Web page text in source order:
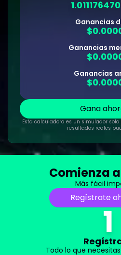
Ganancias
Ganancias
Ganancias
Gana
Esta calculadora es un simulador
resultados reales
Comienza
Más fácil
Regístrate
1
Todo lo que